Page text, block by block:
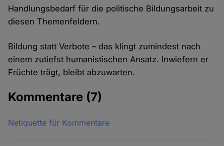
Handlungsbedarf für die politische Bildungsarbeit zu
diesen Themenfeldern.
Bildung statt Verbote – das klingt zumindest nach
einem zutiefst humanistischen Ansatz. Inwiefern er
Früchte trägt, bleibt abzuwarten.
Kommentare (7)
Netiquette für Kommentare